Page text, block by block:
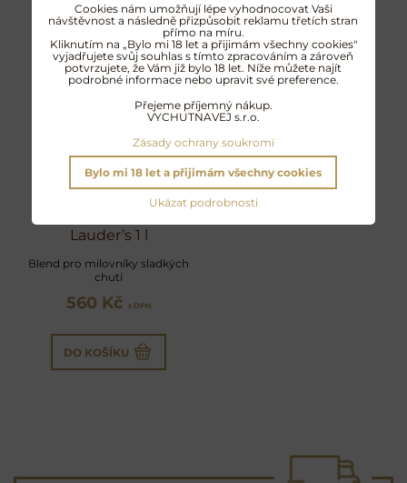
Lauder’s 1 l
Blend pro milovníky sladkých
chutí
560 Kč s DPH
DO KOŠÍKU
Cookies nám umožňují lépe vyhodnocovat Vaši
návštěvnost a následně přizpůsobit reklamu třetích stran
přímo na míru.
Kliknutím na „Bylo mi 18 let a přijimám všechny cookies"
vyjadřujete svůj souhlas s tímto zpracováním a zároveň
potvrzujete, že Vám již bylo 18 let. Níže můžete najít
podrobné informace nebo upravit své preference.
Přejeme příjemný nákup.
VYCHUTNAVEJ s.r.o.
Zásady ochrany soukromí
Ukázat podrobnosti
Bylo mi 18 let a přijimám všechny cookies